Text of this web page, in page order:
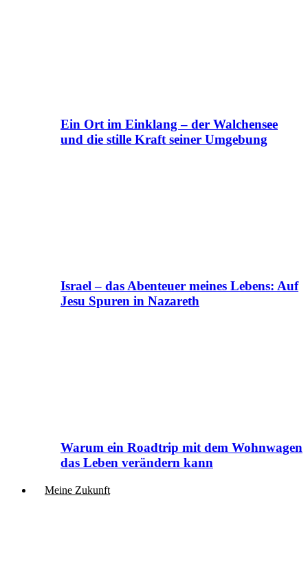
Ein Ort im Einklang – der Walchensee
und die stille Kraft seiner Umgebung
Israel – das Abenteuer meines Lebens: Auf
Jesu Spuren in Nazareth
Warum ein Roadtrip mit dem Wohnwagen
das Leben verändern kann
Meine Zukunft